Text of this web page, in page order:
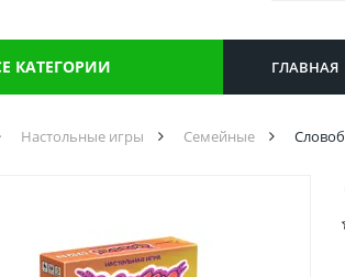
область
область
КАТЕГОРИИ ГЛАВНАЯ
Настольные игры Семейные